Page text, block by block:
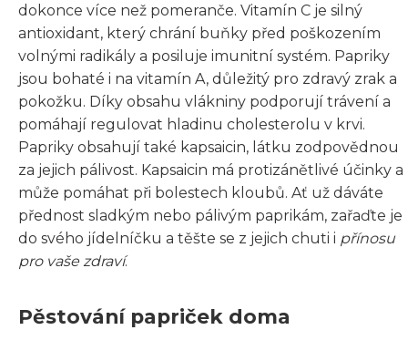
dokonce více než pomeranče. Vitamín C je silný
antioxidant, který chrání buňky před poškozením
volnými radikály a posiluje imunitní systém. Papriky
jsou bohaté i na vitamín A, důležitý pro zdravý zrak a
pokožku. Díky obsahu vlákniny podporují trávení a
pomáhají regulovat hladinu cholesterolu v krvi.
Papriky obsahují také kapsaicin, látku zodpovědnou
za jejich pálivost. Kapsaicin má protizánětlivé účinky a
může pomáhat při bolestech kloubů. Ať už dáváte
přednost sladkým nebo pálivým paprikám, zařaďte je
do svého jídelníčku a těšte se z jejich chuti i přínosu
pro vaše zdraví.
Pěstování papriček doma